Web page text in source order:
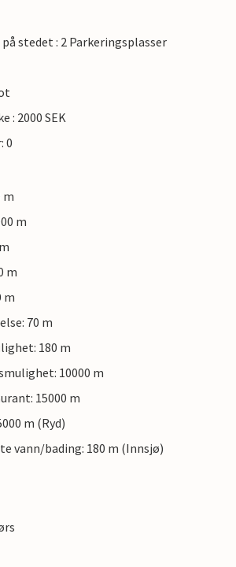
stedet : 2 Parkeringsplasser
: 2000 SEK
0
m
m
m
m
70 m
180 m
10000 m
15000 m
m (Ryd)
vann/bading: 180 m (Innsjø)